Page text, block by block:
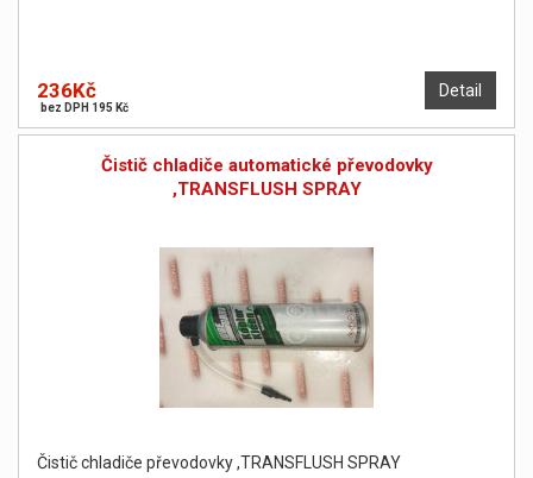
Detail
236Kč
bez DPH 195 Kč
Čistič chladiče automatické převodovky
,TRANSFLUSH SPRAY
Čistič chladiče převodovky ,TRANSFLUSH SPRAY